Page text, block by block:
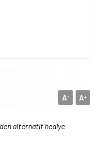
A+
A-
alternatif hediye